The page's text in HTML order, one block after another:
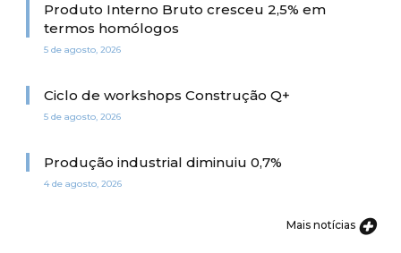
Produto Interno Bruto cresceu 2,5% em
termos homólogos
5 de agosto, 2026
Ciclo de workshops Construção Q+
5 de agosto, 2026
Produção industrial diminuiu 0,7%
4 de agosto, 2026
Mais notícias